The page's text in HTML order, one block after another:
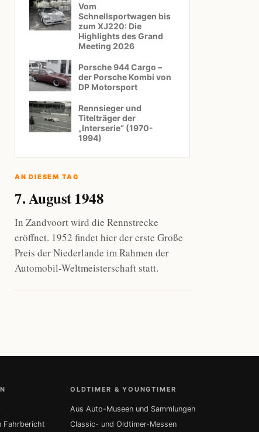
Vom
Schnellsportwagen bis
zum XJ220: Die
Highlights des Grand
Meeting 2026
Porsche 944 Cargo –
der Porsche Kombi von
DP Motorsport
Rennsieger und
Titelträger der
„Interserie“ (1970-
1994)
AN DIESEM TAG
7. August 1948
In Zandvoort wird die Rennstrecke
eröffnet. 1952 findet hier der erste Große
Preis der Niederlande im Rahmen der
Automobil-Weltmeisterschaft statt.
Fahrbericht
OLDTIMER & YOUNGTIMER
Aus Auto-Museen und Sammlungen
Classic- und Oldtimer-Messen